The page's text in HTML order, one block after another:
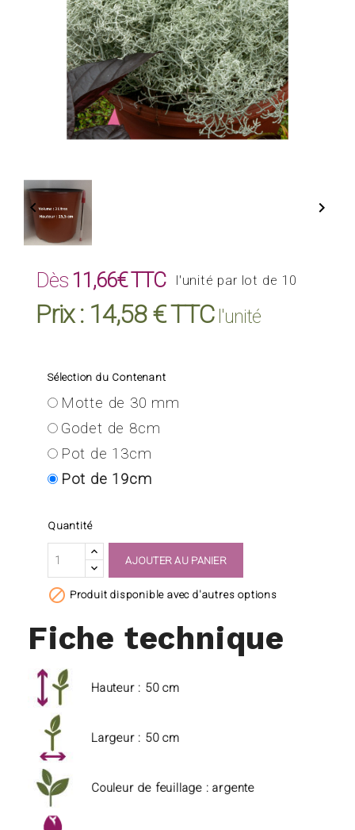
 
Dès 11,66€ TTC l'unité par lot de 10
Prix : 14,58 € TTCl'unité
Sélection du Contenant
Motte de 30 mm
Godet de 8cm
Pot de 13cm
Pot de 19cm
Quantité
AJOUTER AU PANIER
 Produit disponible avec d'autres options
Fiche technique
Hauteur : 50 cm
Largeur : 50 cm
Couleur de feuillage : argente